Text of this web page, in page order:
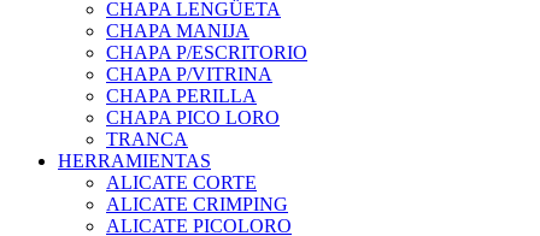
CHAPA LENGÜETA
CHAPA MANIJA
CHAPA P/ESCRITORIO
CHAPA P/VITRINA
CHAPA PERILLA
CHAPA PICO LORO
TRANCA
HERRAMIENTAS
ALICATE CORTE
ALICATE CRIMPING
ALICATE PICOLORO